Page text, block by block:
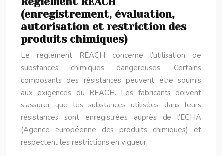
(enregistrement, évaluation,
autorisation et restriction des
produits chimiques)
Le règlement REACH concerne l’utilisation de
substances chimiques dangereuses. Certains
composants des résistances peuvent être soumis
aux exigences du REACH. Les fabricants doivent
s’assurer que les substances utilisées dans leurs
résistances sont enregistrées auprès de l’ECHA
(Agence européenne des produits chimiques) et
respectent les restrictions en vigueur.